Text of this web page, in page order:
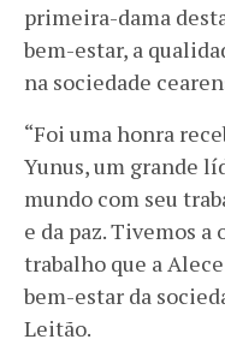
primeira-dama
bem-estar, a
na sociedade
“Foi uma honra
Yunus, um grande
mundo com seu
e da paz. Tivemos
trabalho que a
bem-estar da
Leitão.